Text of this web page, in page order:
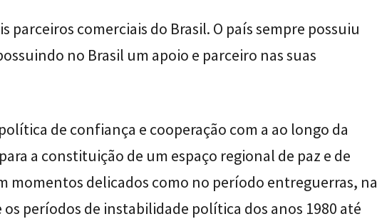
parceiros comerciais do Brasil. O país sempre possuiu
no Brasil um apoio e parceiro nas suas
de confiança e cooperação com a ao longo da
a constituição de um espaço regional de paz e de
momentos delicados como no período entreguerras, na
períodos de instabilidade política dos anos 1980 até